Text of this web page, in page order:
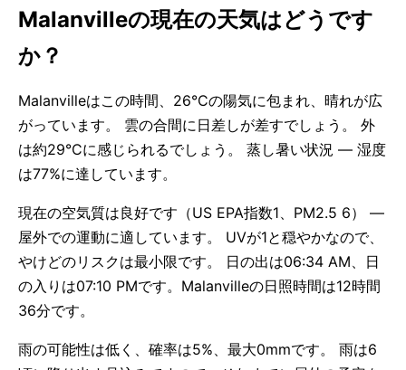
Malanvilleの現在の天気はどうです
か？
Malanvilleはこの時間、26°Cの陽気に包まれ、晴れが広
がっています。 雲の合間に日差しが差すでしょう。 外
は約29°Cに感じられるでしょう。 蒸し暑い状況 — 湿度
は77%に達しています。
現在の空気質は良好です（US EPA指数1、PM2.5 6） —
屋外での運動に適しています。 UVが1と穏やかなので、
やけどのリスクは最小限です。 日の出は06:34 AM、日
の入りは07:10 PMです。Malanvilleの日照時間は12時間
36分です。
雨の可能性は低く、確率は5%、最大0mmです。 雨は6